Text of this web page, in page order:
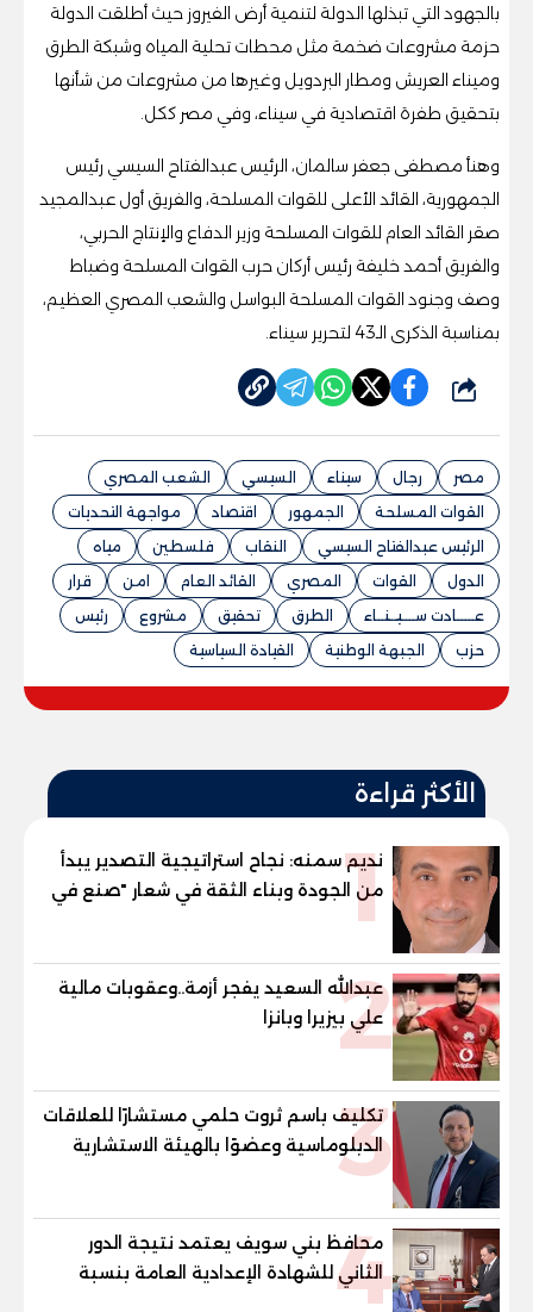
بالجهود التي تبذلها الدولة لتنمية أرض الفيروز حيث أطلقت الدولة
حزمة مشروعات ضخمة مثل محطات تحلية المياه وشبكة الطرق
وميناء العريش ومطار البردويل وغيرها من مشروعات من شأنها
بتحقيق طفرة اقتصادية في سيناء، وفي مصر ككل.
وهنأ مصطفى جعفر سالمان، الرئيس عبدالفتاح السيسي رئيس
الجمهورية، القائد الأعلى للقوات المسلحة، والفريق أول عبدالمجيد
صقر القائد العام للقوات المسلحة وزير الدفاع والإنتاج الحربي،
والفريق أحمد خليفة رئيس أركان حرب القوات المسلحة وضباط
وصف وجنود القوات المسلحة البواسل والشعب المصري العظيم،
بمناسبة الذكرى الـ43 لتحرير سيناء.
شارك
مصر رجال سيناء السيسي
الشعب المصري
القوات المسلحة
الجمهور اقتصاد
مواجهة التحديات
الرئيس عبدالفتاح السيسي
النقاب فلسطين
مياه
الدول
القوات المصري القائد العام امن
قرار
عـــــادت ســــيــنــاء
الطرق تحقيق مشروع
رئيس
حزب
الجبهة الوطنية القيادة السياسية
الأكثر قراءة
1
نديم سمنه: نجاح استراتيجية التصدير يبدأ
من الجودة وبناء الثقة في شعار "صنع في
مصر"
2
عبدالله السعيد يفجر أزمة..وعقوبات مالية
علي بيزيرا وبانزا
3
تكليف باسم ثروت حلمي مستشارًا للعلاقات
الدبلوماسية وعضوًا بالهيئة الاستشارية
العليا لمنظمة «جاد جمينت يوإن»
4
محافظ بني سويف يعتمد نتيجة الدور
الثاني للشهادة الإعدادية العامة بنسبة